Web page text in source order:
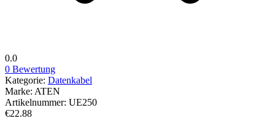
0.0
0 Bewertung
Kategorie: Datenkabel
Marke: ATEN
Artikelnummer: UE250
€22.88